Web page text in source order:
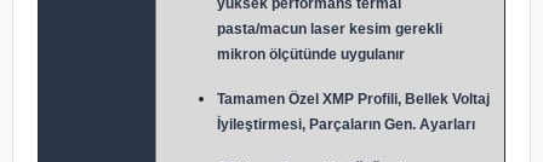
yüksek performans termal
pasta/macun laser kesim gerekli
mikron ölçütünde uygulanır
Tamamen Özel XMP Profili, Bellek Voltaj
İyileştirmesi, Parçaların Gen. Ayarları